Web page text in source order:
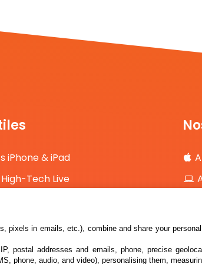
iPhone & iPad
Tech Live
pixels in emails, etc.), combine and share your
postal addresses and emails, phone, precise
phone, audio, and video), personalising them,